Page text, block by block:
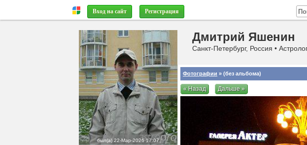
Вход на сайт Регистрация
Дмитрий Яшенин
Санкт-Петербург, Россия •
был(а) 22-Мар-2026 17:07
Фотографии » (без альбома)
« Назад Дальше »